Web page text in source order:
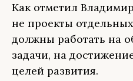
Как отметил
не проекты
должны работать на
задачи, на
целей развития.